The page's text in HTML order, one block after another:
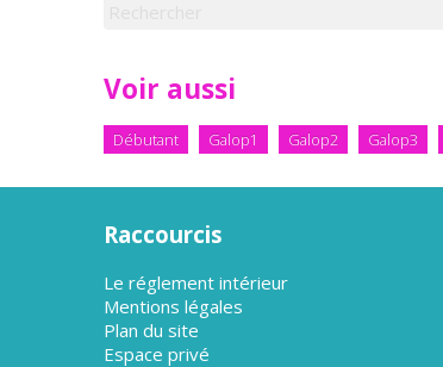
Voir aussi
Débutant Galop1 Galop2 Galop3
Raccourcis
Le réglement intérieur
Mentions légales
Plan du site
Espace privé